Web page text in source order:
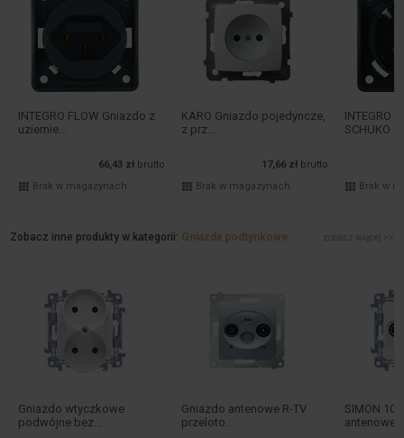
INTEGRO FLOW Gniazdo z
uziemie...
66,43 zł
brutto
Brak w magazynach
KARO Gniazdo pojedyncze,
z prz...
17,66 zł
brutto
Brak w magazynach
INTEGRO
SCHUKO
Brak w
Zobacz inne produkty w kategorii: Gniazda podtynkowe zobacz więcej >>
Gniazdo wtyczkowe
podwójne bez...
Gniazdo antenowe R-TV
przeloto...
SIMON 10
antenowe